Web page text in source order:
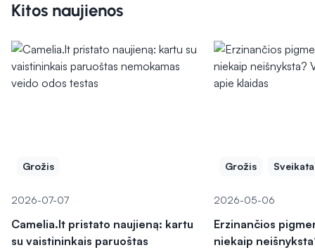
Kitos naujienos
Grožis
2026-07-07
Camelia.lt pristato naujieną: kartu
su vaistininkais paruoštas
Grožis Sveikata
2026-05-06
Erzinančios
niekaip